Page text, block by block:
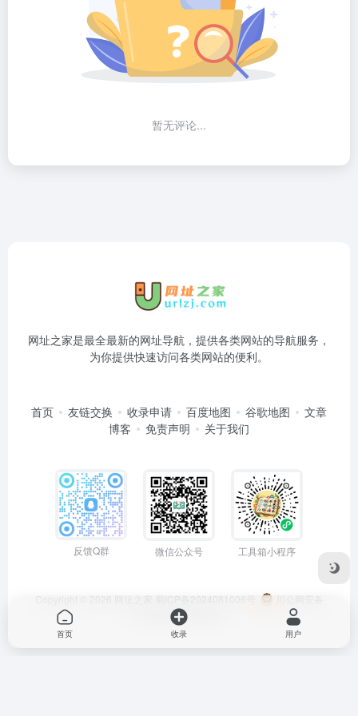
暂无评论...
网址之家是最全最新的网址导航，提供各类网站的导航服务，
为你提供快速访问各类网站的便利。
首页 友链交换 收录申请 百度地图 谷歌地图
文章
博客
免责声明 关于我们
反馈Q群 微信公众号 工具箱小程序
Copyright © 2026 网址之家 蜀ICP备2024081006号
川公网安备
51050202000563号
首页 收录 用户